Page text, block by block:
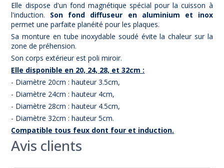
Elle dispose d'un fond magnétique spécial pour la cuisson à
l'induction. Son fond diffuseur en aluminium et inox
permet une parfaite planéité pour les plaques.
Sa monture en tube inoxydable soudé évite la chaleur sur la
zone de préhension.
Son corps extérieur est poli miroir.
Elle disponible en 20, 24, 28, et 32cm :
- Diamètre 20cm : hauteur 3.5cm,
- Diamètre 24cm : hauteur 4cm,
- Diamètre 28cm : hauteur 4.5cm,
- Diamètre 32cm : hauteur 5cm.
Compatible tous feux dont four et induction.
Avis clients